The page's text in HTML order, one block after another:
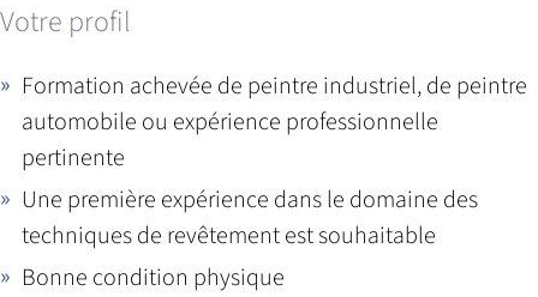
Votre profil
Formation achevée de peintre industriel, de peintre
automobile ou expérience professionnelle
pertinente
Une première expérience dans le domaine des
techniques de revêtement est souhaitable
Bonne condition physique